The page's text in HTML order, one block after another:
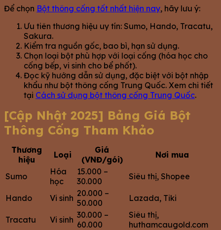
Để chọn Bột thông cống tốt nhất hiện nay, hãy lưu ý:
Ưu tiên thương hiệu uy tín: Sumo, Hando, Tracatu,
Sakura.
Kiểm tra nguồn gốc, bao bì, hạn sử dụng.
Chọn loại bột phù hợp với loại cống (hóa học cho
cống bếp, vi sinh cho bể phốt).
Đọc kỹ hướng dẫn sử dụng, đặc biệt với bột nhập
khẩu như bột thông cống Trung Quốc. Xem chi tiết
tại Cách sử dụng bột thông cống Trung Quốc.
[Cập Nhật 2025] Bảng Giá Bột
Thông Cống Tham Khảo
Thương
hiệu
Loại
Giá
(VNĐ/gói)
Nơi mua
Sumo
Hóa
học
15.000 –
30.000
Siêu thị, Shopee
Hando Vi sinh 20.000 –
50.000
Lazada, Tiki
Tracatu Vi sinh 30.000 –
60.000
Siêu thị,
huthamcaugold.com